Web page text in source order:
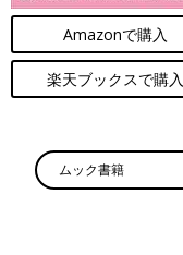
Amazonで購入
楽天ブックスで購入
ムック書籍